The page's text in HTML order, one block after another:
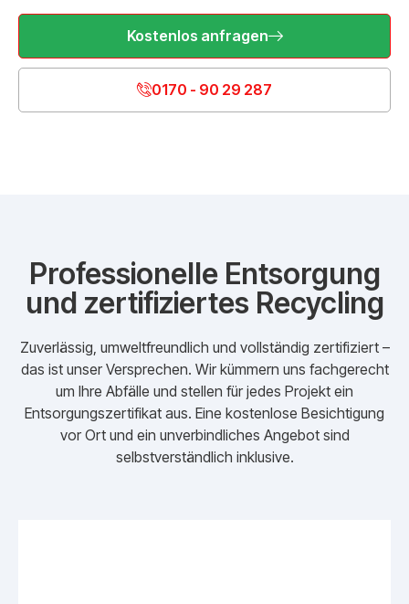
Kostenlos anfragen
0170 - 90 29 287
Professionelle Entsorgung
und zertifiziertes Recycling
Zuverlässig, umweltfreundlich und vollständig zertifiziert –
das ist unser Versprechen. Wir kümmern uns fachgerecht
um Ihre Abfälle und stellen für jedes Projekt ein
Entsorgungszertifikat aus. Eine kostenlose Besichtigung
vor Ort und ein unverbindliches Angebot sind
selbstverständlich inklusive.